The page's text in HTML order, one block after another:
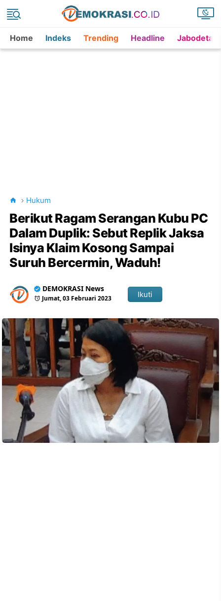
Home Indeks Trending Headline
Hukum
Berikut Ragam Serangan Kubu PC
Dalam Duplik: Sebut Replik Jaksa
Isinya Klaim Kosong Sampai
Suruh Bercermin, Waduh!
DEMOKRASI News
Jumat, 03 Februari 2023 Ikuti